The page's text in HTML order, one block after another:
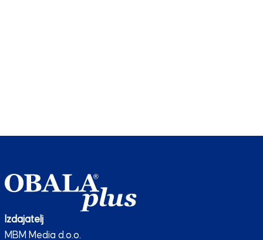
Izdajatelj
MBM Media d.o.o.